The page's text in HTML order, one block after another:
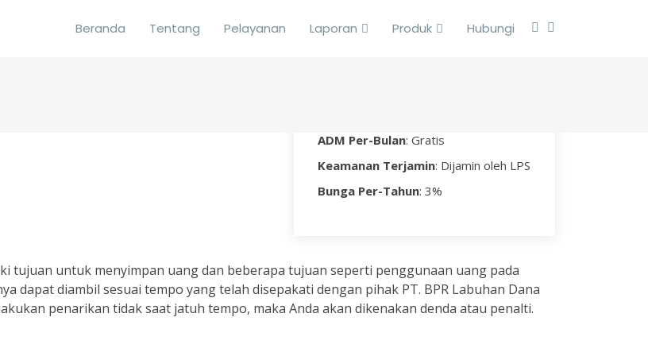
Beranda Tentang Pelayanan Laporan Produk Hubungi
ADM Per-Bulan: Gratis
Keamanan Terjamin: Dijamin oleh LPS
Bunga Per-Tahun: 3%
tujuan untuk menyimpan uang dan beberapa tujuan seperti penggunaan uang pada
dapat diambil sesuai tempo yang telah disepakati dengan pihak PT. BPR Labuhan Dana
penarikan tidak saat jatuh tempo, maka Anda akan dikenakan denda atau penalti.